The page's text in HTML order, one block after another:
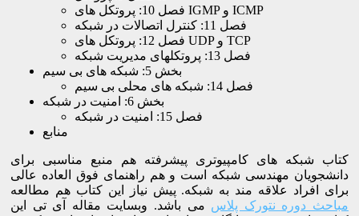
فصل 10: پروتکل های IGMP و ICMP
فصل 11: کنترل اتصالات در شبکه
فصل 12: پروتکل های UDP و TCP
فصل 13: پروتکلهای مدیریت شبکه
بخش 5: شبکه های بی سیم
فصل 14: شبکه های محلی بی سیم
بخش 6: امنیت در شبکه
فصل 15: امنیت در شبکه
منابع
کتاب شبکه های کامپیوتری پیشرفته هم منبع مناسبی برای
دانشجویان مهندسی شبکه است و هم راهنمای فوق العاده عالی
برای افراد علاقه مند به شبکه. پیش نیاز این کتاب هم مطالعه
مباحث دوره نتورک پلاس می باشد. وبسایت مقاله آی تی این